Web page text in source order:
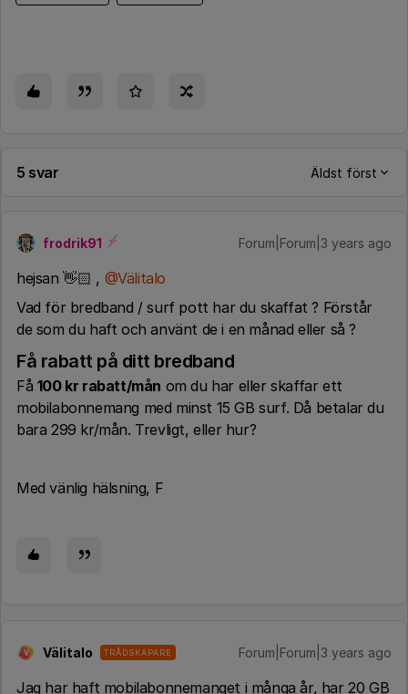
5 svar Äldst först
frodrik91 Forum|Forum|3 years ago
hejsan 👋🏻 , @Välitalo
Vad för bredband / surf pott har du skaffat ? Förstår
de som du haft och använt de i en månad eller så ?
Få rabatt på ditt bredband
Få 100 kr rabatt/mån om du har eller skaffar ett
mobilabonnemang med minst 15 GB surf. Då betalar du
bara 299 kr/mån. Trevligt, eller hur?
Med vänlig hälsning, F
V Välitalo TRÅDSKAPARE Forum|Forum|3 years ago
Jag har haft mobilabonnemanget i många år, har 20 GB